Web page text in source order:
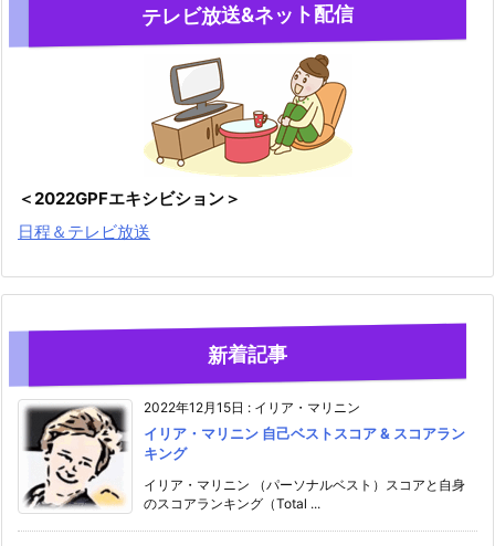
テレビ放送&ネット配信
＜2022GPFエキシビション＞
日程＆テレビ放送
新着記事
2022年12月15日 : イリア・マリニン
イリア・マリニン 自己ベストスコア & スコアラン
キング
イリア・マリニン （パーソナルベスト）スコアと自身
のスコアランキング（Total ...